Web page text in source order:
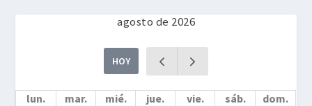
agosto de 2026
HOY
lun. mar. mié. jue. vie. sáb.
dom.